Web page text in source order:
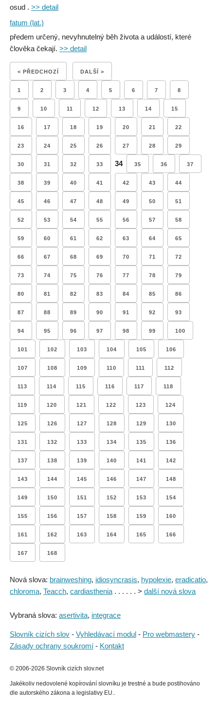
osud . >> detail
fatum (lat.)
předem určený, nevyhnutelný běh života a událostí, které
člověka čekají. >> detail
< PŘEDCHOZÍ DALŠÍ >
1 2 3 4 5 6 7 8
9 10 11 12 13 14 15
16 17 18 19 20 21 22
23 24 25 26 27 28 29
30 31 32 33 34 35 36 37
38 39 40 41 42 43 44
45 46 47 48 49 50 51
52 53 54 55 56 57 58
59 60 61 62 63 64 65
66 67 68 69 70 71 72
73 74 75 76 77 78 79
80 81 82 83 84 85 86
87 88 89 90 91 92 93
94 95 96 97 98 99 100
101 102 103 104 105 106
107 108 109 110 111 112
113 114 115 116 117 118
119 120 121 122 123 124
125 126 127 128 129 130
131 132 133 134 135 136
137 138 139 140 141 142
143 144 145 146 147 148
149 150 151 152 153 154
155 156 157 158 159 160
161 162 163 164 165 166
167 168
Nová slova: brainweshing, idiosyncrasis, hypolexie, eradicatio,
chloroma, Teacch, cardiasthenia . . . . . . > další nová slova
Vybraná slova: asertivita, integrace
Slovník cizích slov - Vyhledávací modul - Pro webmastery -
Zásady ochrany soukromí - Kontakt
© 2006-2026 Slovník cizích slov.net
Jakékoliv nedovolené kopírování slovníku je trestné a bude postihováno
dle autorského zákona a legislativy EU..